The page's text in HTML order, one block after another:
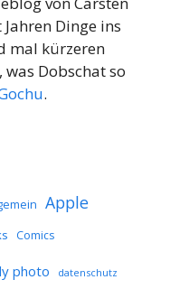
Dinge ins
mal kürzeren
Dobschat so
.
Apple
Comics
photo datenschutz